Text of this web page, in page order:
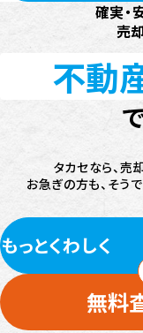
確実・
売
不動
タカセなら、売
お急ぎの方も、そう
もっとくわしく
無料